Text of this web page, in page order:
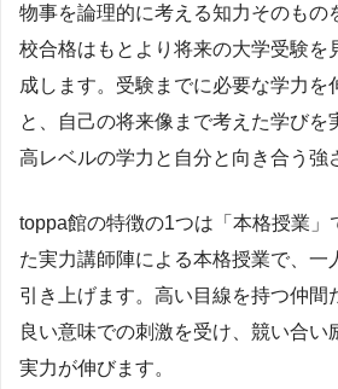
物事を論理的に考える知力そのもの
校合格はもとより将来の大学受験を
成します。受験までに必要な学力を
と、自己の将来像まで考えた学びを
高レベルの学力と自分と向き合う強
toppa館の特徴の1つは「本格授業」
た実力講師陣による本格授業で、一
引き上げます。高い目線を持つ仲間
良い意味での刺激を受け、競い合い
実力が伸びます。